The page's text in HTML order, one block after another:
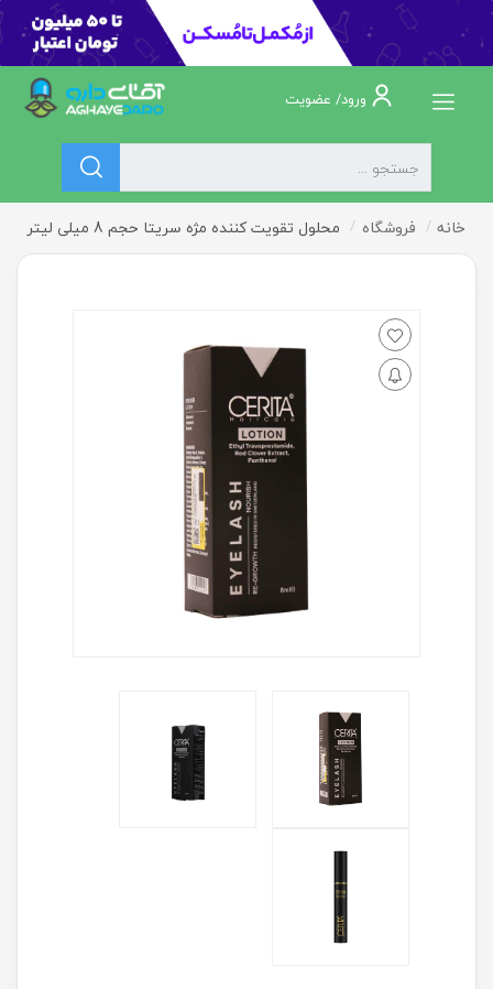
ورود/ عضویت
خانه فروشگاه محلول تقويت کننده مژه سريتا حجم 8 ميلی لیتر